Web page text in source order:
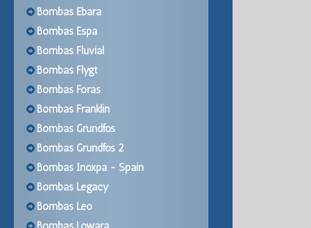
Bombas Ebara
Bombas Espa
Bombas Fluvial
Bombas Flygt
Bombas Foras
Bombas Franklin
Bombas Grundfos
Bombas Grundfos 2
Bombas Inoxpa - Spain
Bombas Legacy
Bombas Leo